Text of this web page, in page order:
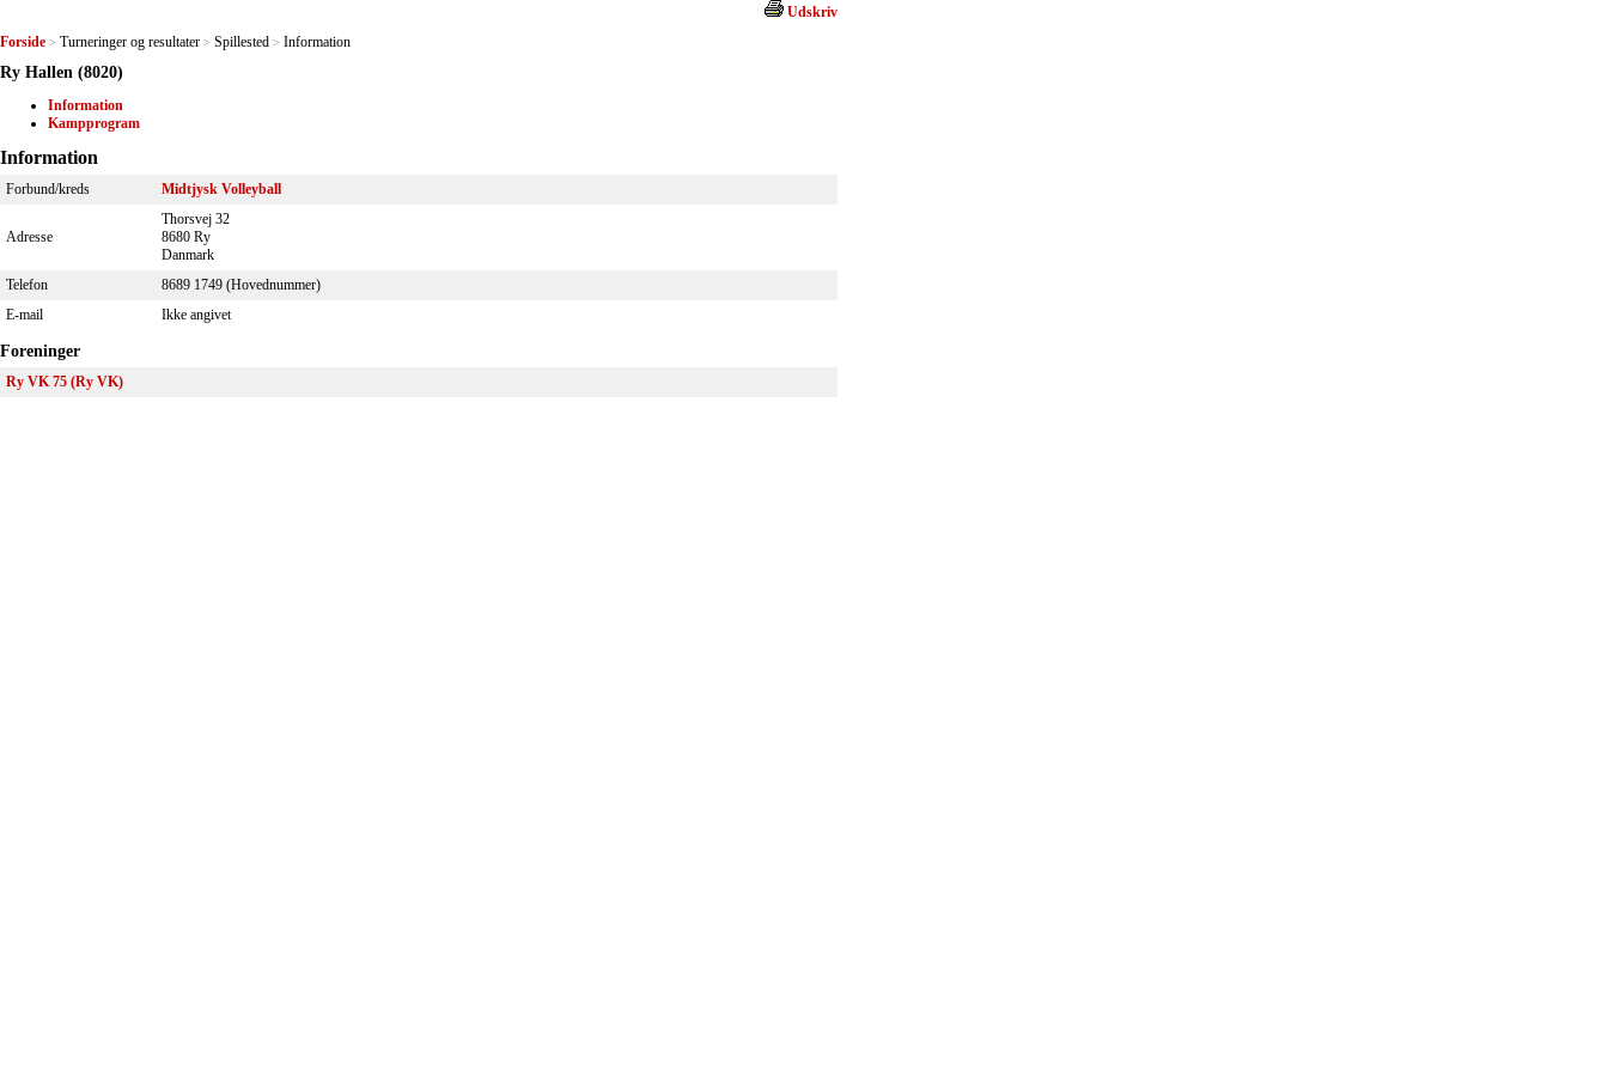
Udskriv
Forside > Turneringer og resultater > Spillested > Information
Ry Hallen (8020)
Information
Kampprogram
Information
Forbund/kreds Midtjysk Volleyball
Adresse
Thorsvej 32
8680 Ry
Danmark
Telefon
8689 1749 (Hovednummer)
E-mail
Ikke angivet
Foreninger
Ry VK 75 (Ry VK)